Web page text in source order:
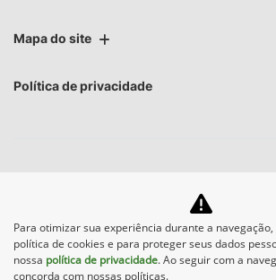
Mapa do site
Política de privacidade
No trânsito, enxergar o outro
vidas.
Para otimizar sua experiência durante a
política de cookies e para proteger seus dados
nossa política de privacidade. Ao seguir com a
concorda com nossas políticas.